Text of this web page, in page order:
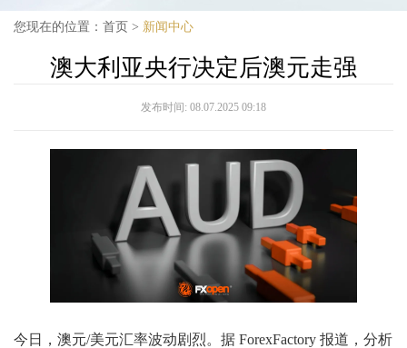
您现在的位置： 首页 > 新闻中心
澳大利亚央行决定后澳元走强
发布时间: 08.07.2025 09:18
今日，澳元/美元汇率波动剧烈。据 ForexFactory 报道，分析